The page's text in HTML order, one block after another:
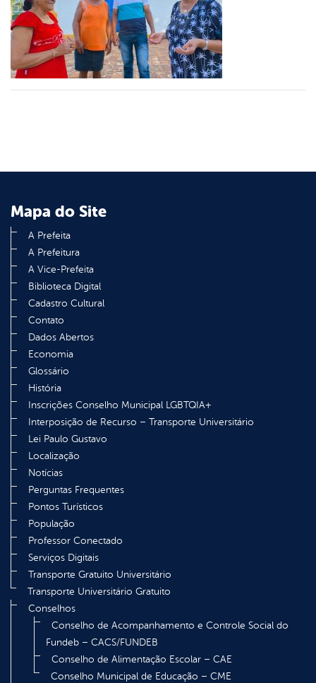
Mapa do Site
A Prefeita
A Prefeitura
A Vice-Prefeita
Biblioteca Digital
Cadastro Cultural
Contato
Dados Abertos
Economia
Glossário
História
Inscrições Conselho Municipal LGBTQIA+
Interposição de Recurso – Transporte Universitário
Lei Paulo Gustavo
Localização
Notícias
Perguntas Frequentes
Pontos Turísticos
População
Professor Conectado
Serviços Digitais
Transporte Gratuito Universitário
Transporte Universitário Gratuito
Conselhos
Conselho de Acompanhamento e Controle Social do
Fundeb – CACS/FUNDEB
Conselho de Alimentação Escolar – CAE
Conselho Municipal de Educação – CME